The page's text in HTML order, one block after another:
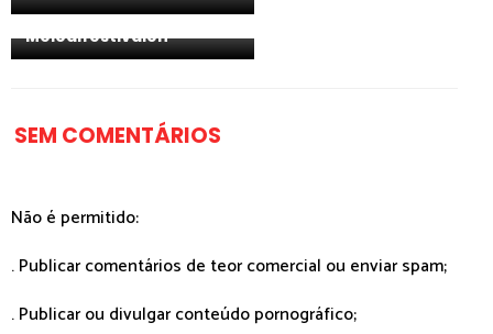
segunda semifinal do
Melodifestivalen
SEM COMENTÁRIOS
Não é permitido:
. Publicar comentários de teor comercial ou enviar spam;
. Publicar ou divulgar conteúdo pornográfico;